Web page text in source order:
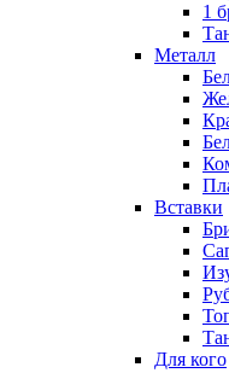
1
Металл
Вставки
Для кого